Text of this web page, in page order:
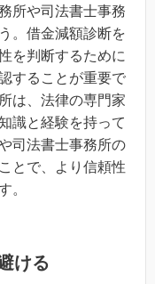
所や司法書士事務
。借金減額診断を
を判断するために
することが重要で
は、法律の専門家
識と経験を持って
司法書士事務所の
とで、より信頼性
。
ける